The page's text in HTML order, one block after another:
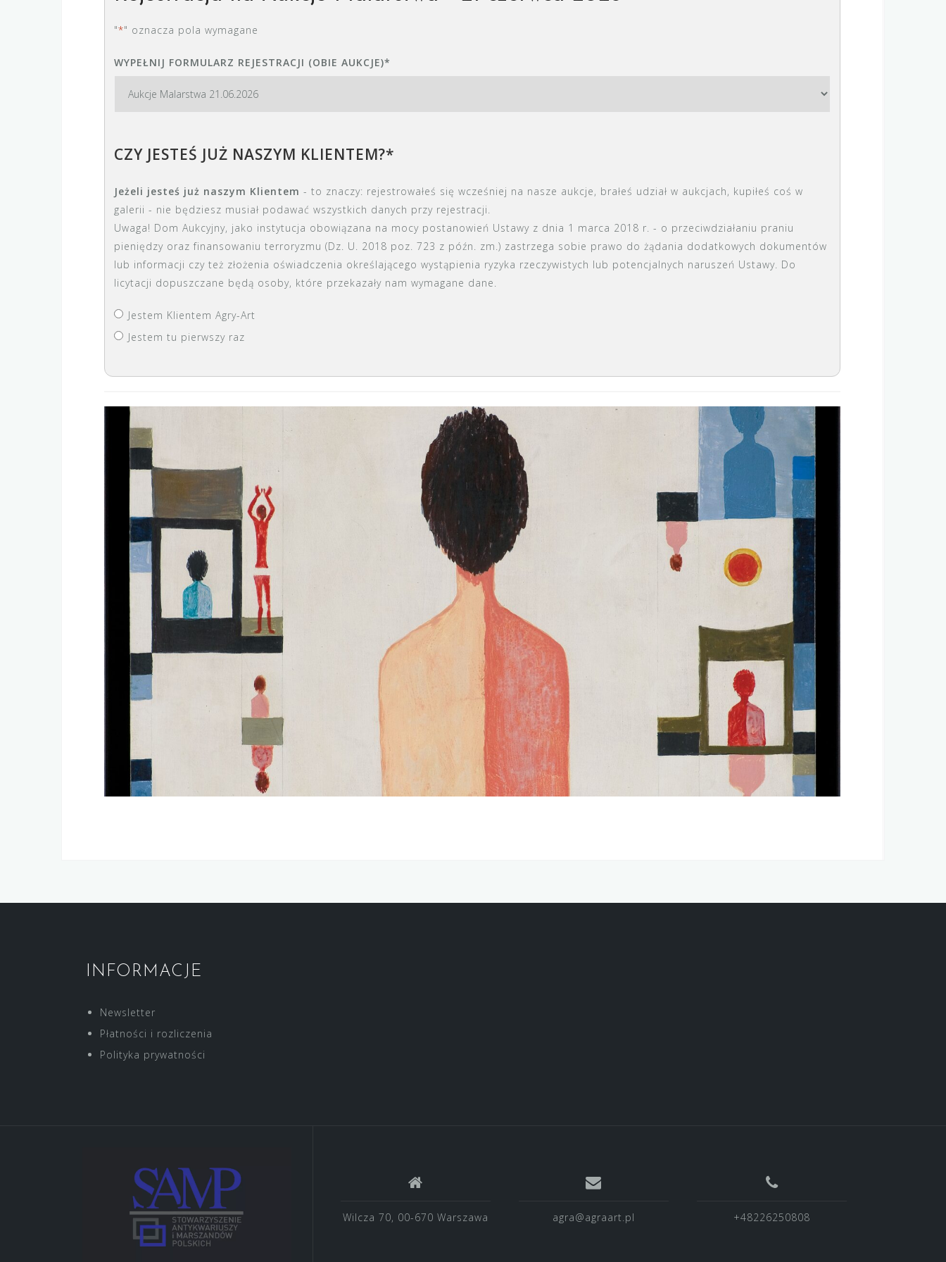
"*" oznacza pola wymagane
WYPEŁNIJ FORMULARZ REJESTRACJI (OBIE AUKCJE)*
CZY JESTEŚ JUŻ NASZYM KLIENTEM?*
Jeżeli jesteś już naszym Klientem - to znaczy: rejestrowałeś się wcześniej na nasze aukcje, brałeś udział w aukcjach, kupiłeś coś w
galerii - nie będziesz musiał podawać wszystkich danych przy rejestracji.
Uwaga! Dom Aukcyjny, jako instytucja obowiązana na mocy postanowień Ustawy z dnia 1 marca 2018 r. - o przeciwdziałaniu praniu
pieniędzy oraz finansowaniu terroryzmu (Dz. U. 2018 poz. 723 z późn. zm.) zastrzega sobie prawo do żądania dodatkowych dokumentów
lub informacji czy też złożenia oświadczenia określającego wystąpienia ryzyka rzeczywistych lub potencjalnych naruszeń Ustawy. Do
licytacji dopuszczane będą osoby, które przekazały nam wymagane dane.
Jestem Klientem Agry-Art
Jestem tu pierwszy raz
INFORMACJE
Newsletter
Płatności i rozliczenia
Polityka prywatności
Wilcza 70, 00-670 Warszawa agra@agraart.pl +48226250808